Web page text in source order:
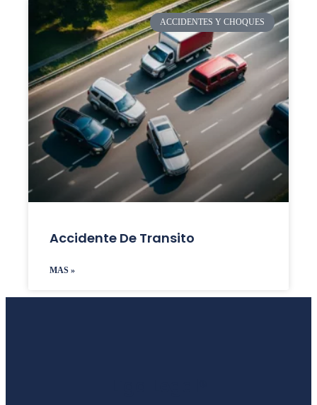
ACCIDENTES Y CHOQUES
Accidente De Transito
MAS »